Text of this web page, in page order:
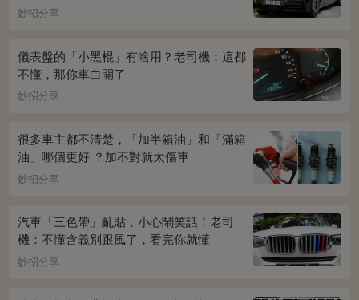
妙招分享
儀表盤的「小黑棍」有啥用？老司機：這都
不懂，那你車白開了
妙招分享
很多車主都不清楚，「加半箱油」和「滿箱
油」哪個更好 ？加不對就太傷車
妙招分享
汽車「三色帶」亂貼，小心鬧笑話！老司
機：不懂含義別跟風了，看完你就懂
妙招分享